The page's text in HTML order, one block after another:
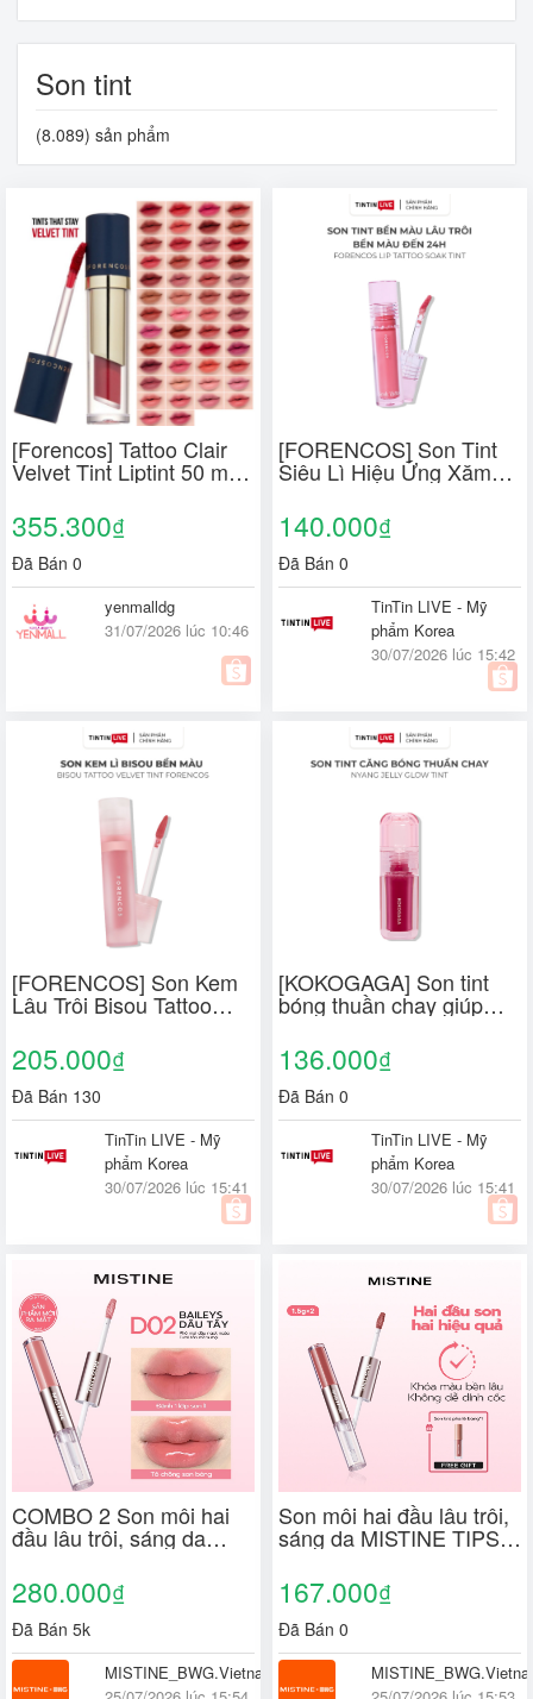
Son tint
(8.089) sản phẩm
[Forencos] Tattoo Clair
Velvet Tint Liptint 50 màu
Soft Matte Finish
355.300₫
Đã Bán 0
yenmalldg
31/07/2026 lúc 10:46
[FORENCOS] Son Tint
Siêu Lì Hiệu Ứng Xăm
Môi Lip Tattoo Soak Tint
13 Màu
140.000₫
Đã Bán 0
TinTin LIVE - Mỹ
phẩm Korea
30/07/2026 lúc 15:42
[FORENCOS] Son Kem
Lâu Trôi Bisou Tattoo
Mềm Mịn 4g
205.000₫
Đã Bán 130
TinTin LIVE - Mỹ
phẩm Korea
30/07/2026 lúc 15:41
[KOKOGAGA] Son tint
bóng thuần chay giúp
môi căng mọng như
thạch KOKOGAGA
Nyang Jelly Glow Tint
4ml
136.000₫
Đã Bán 0
TinTin LIVE - Mỹ
phẩm Korea
30/07/2026 lúc 15:41
COMBO 2 Son môi hai
đầu lâu trôi, sáng da
MISTINE TIPSY-LOCK
LIP DUO 3g*2
280.000₫
Đã Bán 5k
MISTINE_BWG.Vietnam
Son môi hai đầu lâu trôi,
sáng da MISTINE TIPSY-
LOCK LIP DUO 3g
167.000₫
Đã Bán 0